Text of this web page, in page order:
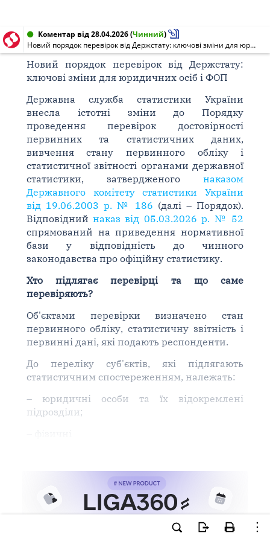
Коментар від 28.04.2026(Чинний)
Новий порядок перевірок від Держстату: ключові зміни для юридичних осіб і ФОП
Новий порядок перевірок від Держстату:
ключові зміни для юридичних осіб і ФОП
Державна служба статистики України
внесла істотні зміни до Порядку
проведення перевірок достовірності
первинних та статистичних даних,
вивчення стану первинного обліку і
статистичної звітності органами державної
статистики, затвердженогонаказом
Державного комітету статистики України
від 19.06.2003 р. № 186 (далі – Порядок).
Відповідний наказ від 05.03.2026 р. № 52
спрямований на приведення нормативної
бази у відповідність до чинного
законодавства про офіційну статистику.
Хто підлягає перевірці та що саме
перевіряють?
Об'єктами перевірки визначено стан
первинного обліку, статистичну звітність і
первинні дані, які подають респонденти.
До переліку суб'єктів, які підлягають
статистичним спостереженням, належать:
– юридичні особи та їх відокремлені
підрозділи;